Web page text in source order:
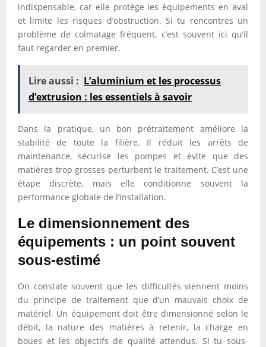
indispensable, car elle protège les équipements en aval
et limite les risques d’obstruction. Si tu rencontres un
problème de colmatage fréquent, c’est souvent ici qu’il
faut regarder en premier.
Lire aussi : L’aluminium et les processus
d’extrusion : les essentiels à savoir
Dans la pratique, un bon prétraitement améliore la
stabilité de toute la filière. Il réduit les arrêts de
maintenance, sécurise les pompes et évite que des
matières trop grosses perturbent le traitement. C’est une
étape discrète, mais elle conditionne souvent la
performance globale de l’installation.
Le dimensionnement des
équipements : un point souvent
sous-estimé
On constate souvent que les difficultés viennent moins
du principe de traitement que d’un mauvais choix de
matériel. Un équipement doit être dimensionné selon le
débit, la nature des matières à retenir, la charge en
boues et les objectifs de qualité attendus. Si tu sous-